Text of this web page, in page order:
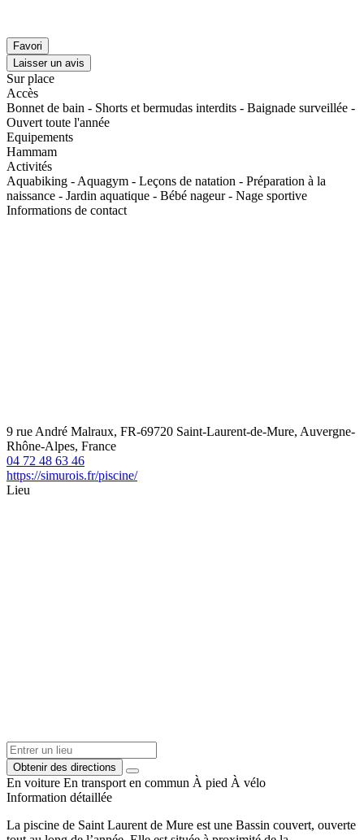
Favori
Laisser un avis
Sur place
Accès
Bonnet de bain - Shorts et bermudas interdits - Baignade surveillée -
Ouvert toute l'année
Equipements
Hammam
Activités
Aquabiking - Aquagym - Leçons de natation - Préparation à la
naissance - Jardin aquatique - Bébé nageur - Nage sportive
Informations de contact
9 rue André Malraux, FR-69720 Saint-Laurent-de-Mure, Auvergne-
Rhône-Alpes, France
04 72 48 63 46
https://simurois.fr/piscine/
Lieu
Obtenir des directions
En voiture En transport en commun À pied À vélo
Information détaillée
La piscine de Saint Laurent de Mure est une Bassin couvert, ouverte